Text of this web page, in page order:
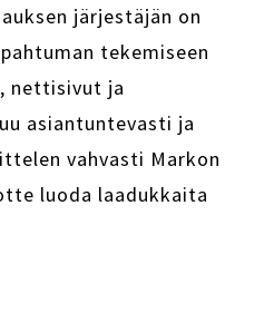
järjestäjän on
tekemiseen
nettisivut ja
asiantuntevasti ja
vahvasti Markon
luoda laadukkaita